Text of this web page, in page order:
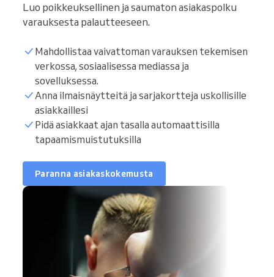
Luo poikkeuksellinen ja saumaton asiakaspolku
varauksesta palautteeseen.
Mahdollistaa vaivattoman varauksen tekemisen
verkossa, sosiaalisessa mediassa ja
sovelluksessa.
Anna ilmaisnäytteitä ja sarjakortteja uskollisille
asiakkaillesi
Pidä asiakkaat ajan tasalla automaattisilla
tapaamismuistutuksilla
Paranna asiakaskokemusta